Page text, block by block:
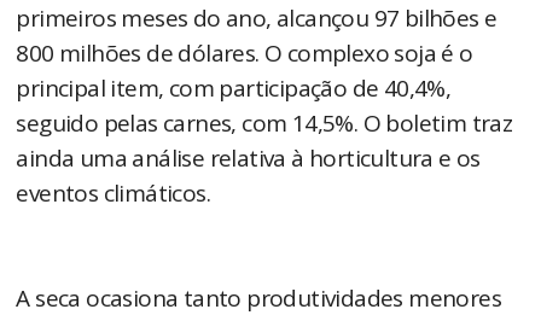
primeiros meses do ano, alcançou 97 bilhões e
800 milhões de dólares. O complexo soja é o
principal item, com participação de 40,4%,
seguido pelas carnes, com 14,5%. O boletim traz
ainda uma análise relativa à horticultura e os
eventos climáticos.
A seca ocasiona tanto produtividades menores